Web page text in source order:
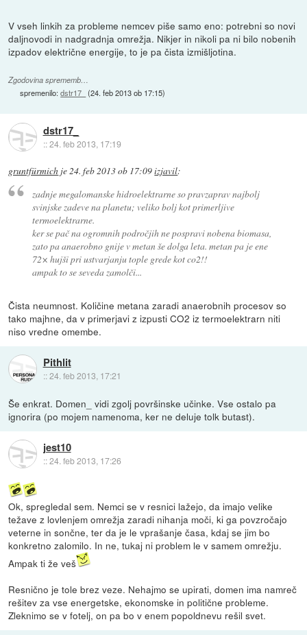
V vseh linkih za probleme nemcev piše samo eno: potrebni so novi
daljnovodi in nadgradnja omrežja. Nikjer in nikoli pa ni bilo nobenih
izpadov električne energije, to je pa čista izmišljotina.
Zgodovina sprememb…
spremenilo:dstr17_ (24. feb 2013 ob 17:15)
dstr17_
::24. feb 2013, 17:19
gruntfürmich je24. feb 2013 ob 17:09izjavil:
zadnje megalomanske hidroelektrarne so pravzaprav najbolj
svinjske zadeve na planetu; veliko bolj kot primerljive
termoelektrarne.
ker se pač na ogromnih področjih ne pospravi nobena biomasa,
zato pa anaerobno gnije v metan še dolga leta. metan pa je ene
72× hujši pri ustvarjanju tople grede kot co2!!
ampak to se seveda zamolči...
Čista neumnost. Količine metana zaradi anaerobnih procesov so
tako majhne, da v primerjavi z izpusti CO2 iz termoelektrarn niti
niso vredne omembe.
Pithlit
::24. feb 2013, 17:21
Še enkrat. Domen_ vidi zgolj površinske učinke. Vse ostalo pa
ignorira (po mojem namenoma, ker ne deluje tolk butast).
jest10
::24. feb 2013, 17:26
Ok, spregledal sem. Nemci se v resnici lažejo, da imajo velike
težave z lovlenjem omrežja zaradi nihanja moči, ki ga povzročajo
veterne in sončne, ter da je le vprašanje časa, kdaj se jim bo
konkretno zalomilo. In ne, tukaj ni problem le v samem omrežju.
Ampak ti že veš
Resnično je tole brez veze. Nehajmo se upirati, domen ima namreč
rešitev za vse energetske, ekonomske in politične probleme.
Zleknimo se v fotelj, on pa bo v enem popoldnevu rešil svet.